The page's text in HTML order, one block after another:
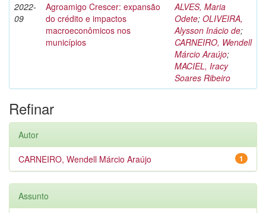
2022-
09
Agroamigo Crescer: expansão
do crédito e impactos
macroeconômicos nos
municípios
ALVES, Maria
Odete; OLIVEIRA,
Alysson Inácio de;
CARNEIRO, Wendell
Márcio Araújo;
MACIEL, Iracy
Soares Ribeiro
Refinar
Autor
1
CARNEIRO, Wendell Márcio Araújo
Assunto